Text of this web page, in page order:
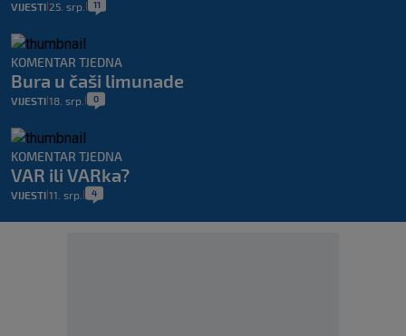
VIJESTI 25. srp. 11
KOMENTAR TJEDNA
Bura u čaši limunade
VIJESTI 18. srp. 0
KOMENTAR TJEDNA
VAR ili VARka?
VIJESTI 11. srp. 4